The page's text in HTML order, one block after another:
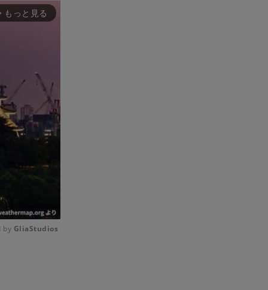
もっと見る
by GliaStudios